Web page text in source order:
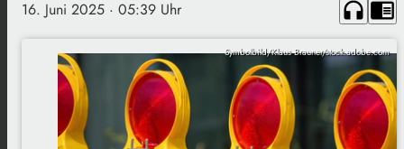
16. Juni 2025 · 05:39 Uhr headphones chrome_reader_mode
Symbolbild/Klaus Brauner/stock.adobe.com